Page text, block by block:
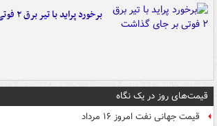
برخورد پراید با تیر برق ۲ فوتی بر جای گذاشت
قیمت‌های روز در یک نگاه
قیمت جهانی نفت امروز ۱۶ مرداد